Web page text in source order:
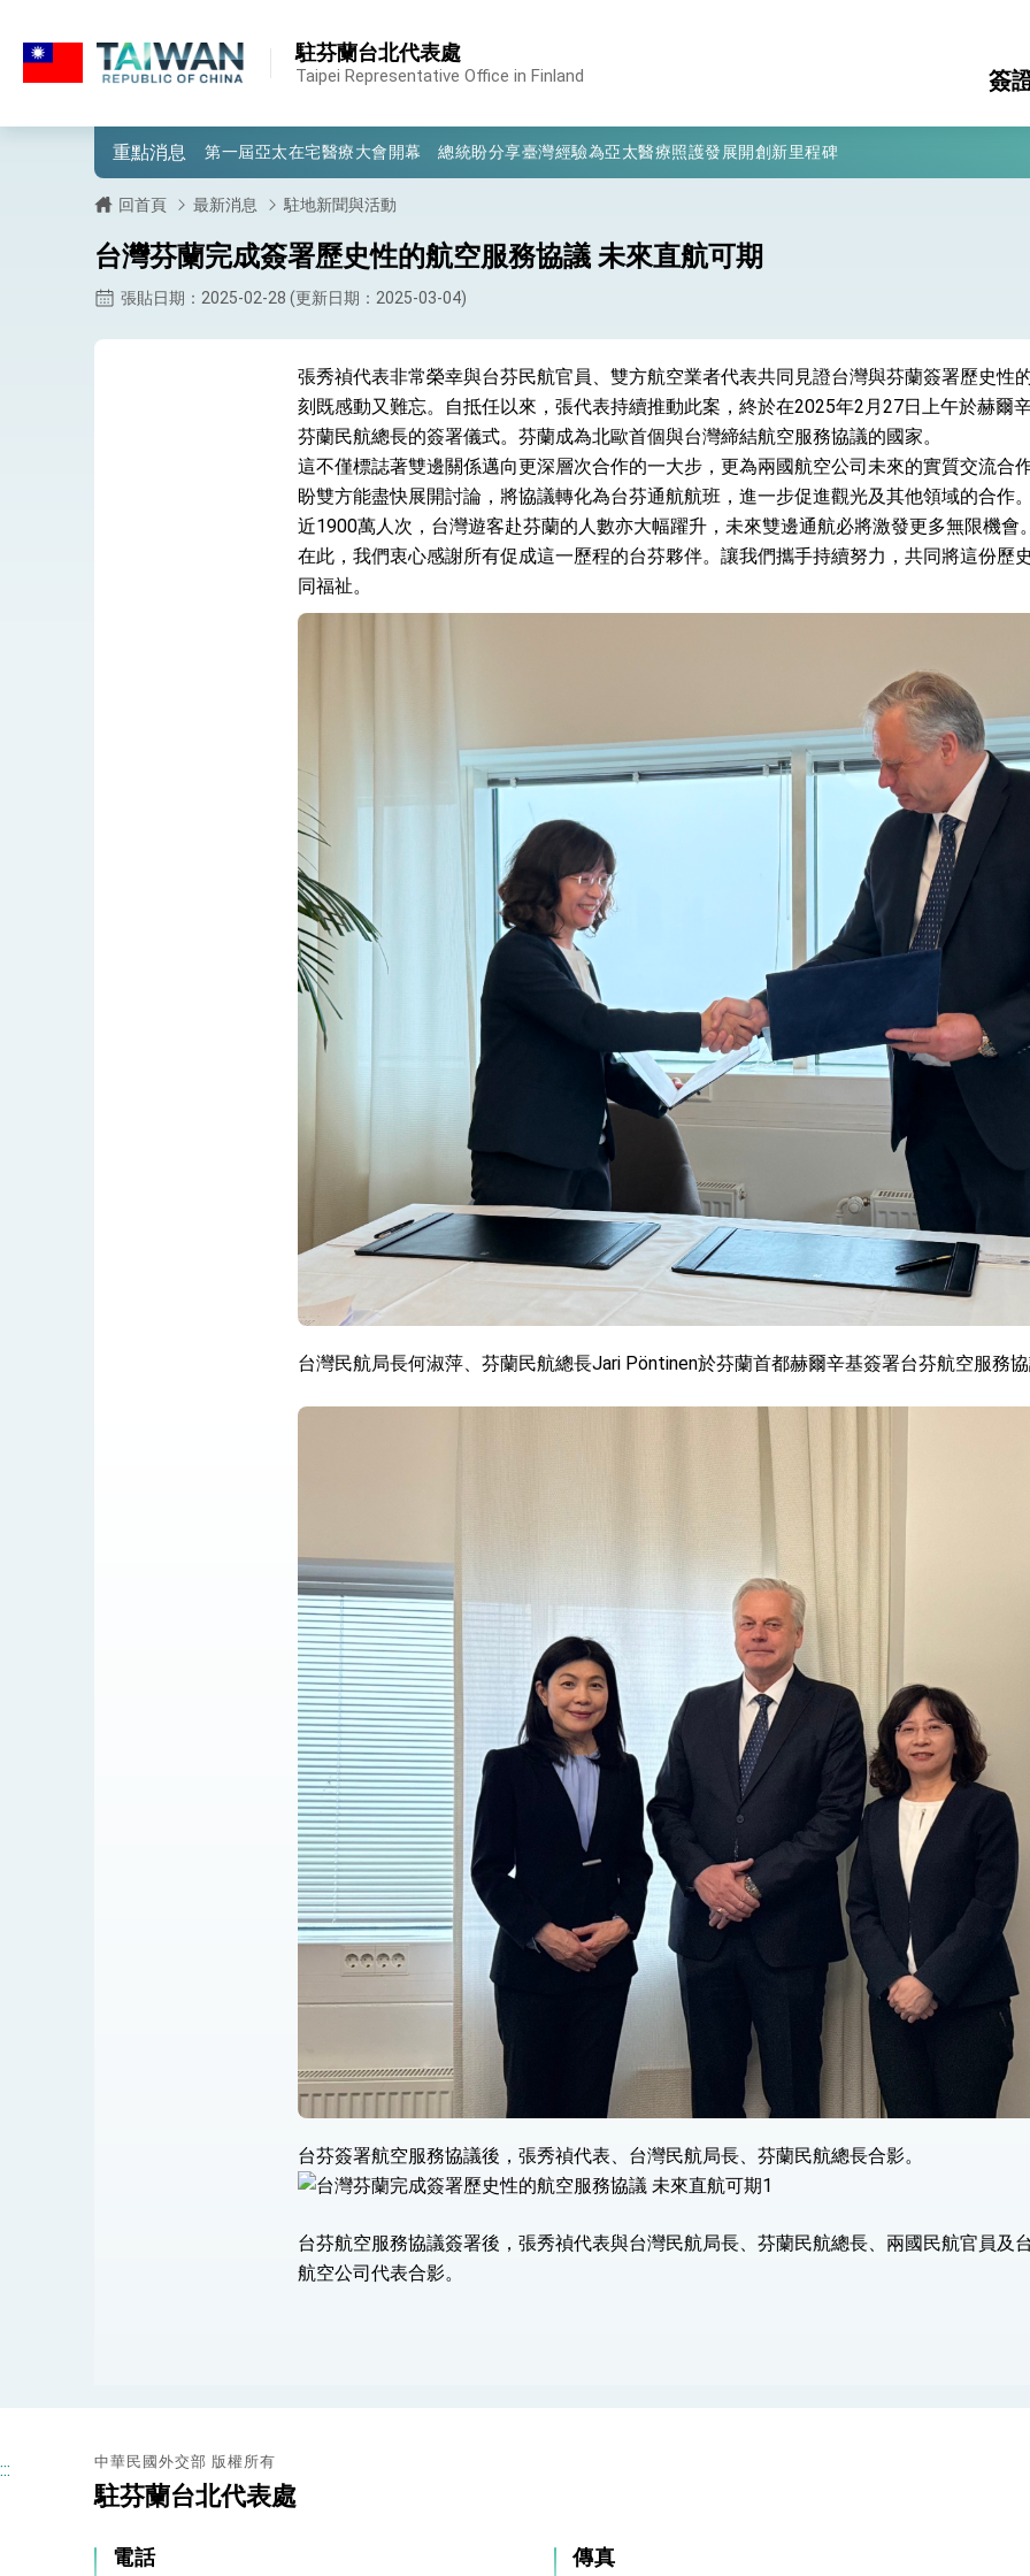
駐芬蘭台北代表處
Taipei Representative Office in Finland 簽
護
國
重點消息
外交部重要言論
第一屆亞太在宅醫療大會開幕 總統盼分享臺灣經驗為亞太醫療照護發展開創新里程碑
外交部發布WHA文宣影片「台灣醫療點亮世界」及「台灣智慧醫療與健康產業展」預告短片，向世界展現台灣
總統出訪史瓦帝尼返國談話 強調臺灣人有權利走向世界 盼與理念相近國家共同維護國際秩序
堅定走向世界 賴總統抵達史瓦帝尼王國進行國是訪問
總統與五院院長新春茶敘 盼化分歧為團結、為國家邁出合作第一步
總統農曆春節談話
台美貿易協議完成簽署達成6大目標、創5大歷史性突破 總統強調將以3大面向加速臺灣經濟轉型升級 籲請立
臺美簽署「對等貿易協定」確立對等關稅15%且不疊加 我輸美2072項產品豁免對等關稅
總統接受「法新社」（AFP）專訪內容
外交部長林佳龍於《外交事務》撰文指出：自由世界 需要台灣，團結合作方能守護繁榮
外交部長林佳龍出席《台灣光華雜誌》50週年慶「見證蛻變，分享世界的光華」
外交部長林佳龍接受印尼「時代雜誌」專訪，闡述印太安全局勢，籲深化台印尼半導體供應鏈合作
副總統接見美參議員蓋耶哥 強調美國是臺灣重要合作夥伴
外交部長林佳龍午宴歡迎美國聯邦參議員蓋耶哥訪問團
外交部長林佳龍接見美國智庫「德國馬歇爾基金會」訪問團一行，深化跨大西洋戰略夥伴關係
臺美經貿談判獲階段性成果 卓揆期勉爭取時間完成「臺美對等貿易協定」簽署
卓揆：臺美關稅談判階段性結果有助臺灣取得有利戰略地位 全力支持「臺美對等貿易協定」簽署
外交部與數位發展部攜手合作，整合台灣雄厚數位實力，達成固邦榮邦目標
外交部長林佳龍主持第35次「參與亞太經濟合作策略小組」跨部會會議
民調顯示多數國人滿意政府外交表現，高度支持「總合外交」與台歐美日關係深化
總統以「韌性之島，希望之光」為題發表2026新 年談話
總統主持「守護民主台灣國安行動方案」記者會 強調以實力守護台海和平 以決心掌握國家命運
變局中 奮起的新臺灣 總統發表國慶演說
總統發表執政周年談話 盼面對未來挑戰 堅持團結 迎風轉型 穩健前行
賴總統就職演說影片
回首頁 最新消息 駐地新聞與活動
台灣芬蘭完成簽署歷史性的航空服務協議 未來直航可期
張貼日期：2025-02-28 (更新日期：2025-03-04)
張秀禎代表非常榮幸與台芬民航官員、雙方航空業者代表共同見證台灣與芬蘭簽署歷史性
刻既感動又難忘。自抵任以來，張代表持續推動此案，終於在2025年2月27日上午於赫爾
芬蘭民航總長的簽署儀式。芬蘭成為北歐首個與台灣締結航空服務協議的國家。
這不僅標誌著雙邊關係邁向更深層次合作的一大步，更為兩國航空公司未來的實質交流合
盼雙方能盡快展開討論，將協議轉化為台芬通航航班，進一步促進觀光及其他領域的合作
近1900萬人次，台灣遊客赴芬蘭的人數亦大幅躍升，未來雙邊通航必將激發更多無限機會
在此，我們衷心感謝所有促成這一歷程的台芬夥伴。讓我們攜手持續努力，共同將這份歷
同福祉。
台灣民航局長何淑萍、芬蘭民航總長Jari Pöntinen於芬蘭首都赫爾辛基簽署台芬航空服務
台芬簽署航空服務協議後，張秀禎代表、台灣民航局長、芬蘭民航總長合影。
台芬航空服務協議簽署後，張秀禎代表與台灣民航局長、芬蘭民航總長、兩國民航官員及
航空公司代表合影。
::: 中華民國外交部 版權所有
駐芬蘭台北代表處
電話 傳真